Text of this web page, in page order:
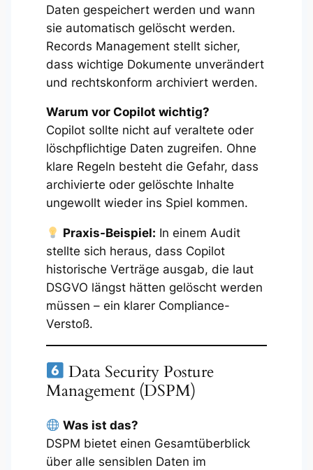
Daten gespeichert werden und wann
sie automatisch gelöscht werden.
Records Management stellt sicher,
dass wichtige Dokumente unverändert
und rechtskonform archiviert werden.
Warum vor Copilot wichtig?
Copilot sollte nicht auf veraltete oder
löschpflichtige Daten zugreifen. Ohne
klare Regeln besteht die Gefahr, dass
archivierte oder gelöschte Inhalte
ungewollt wieder ins Spiel kommen.
Praxis-Beispiel: In einem Audit
stellte sich heraus, dass Copilot
historische Verträge ausgab, die laut
DSGVO längst hätten gelöscht werden
müssen – ein klarer Compliance-
Verstoß.
Data Security Posture
Management (DSPM)
Was ist das?
DSPM bietet einen Gesamtüberblick
über alle sensiblen Daten im